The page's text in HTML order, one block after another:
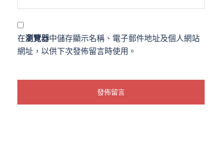
在瀏覽器中儲存顯示名稱、電子郵件地址及個人網站
網址，以供下次發佈留言時使用。